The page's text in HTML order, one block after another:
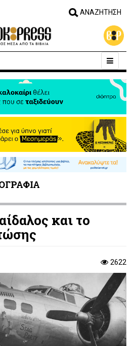
και το
2622